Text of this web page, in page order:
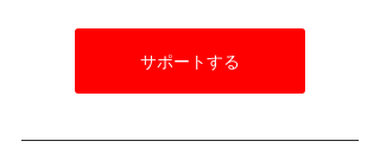
サポートする